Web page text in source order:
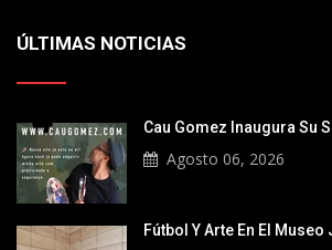
ÚLTIMAS NOTICIAS
Cau Gomez Inaugura Su
Agosto 06, 2026
Fútbol Y Arte En El Museo